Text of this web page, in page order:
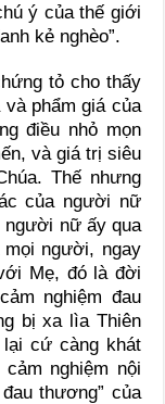
ý của thế giới
kẻ nghèo”.
tỏ cho thấy
phẩm giá của
điều nhỏ mọn
và giá trị siêu
Thế nhưng
của người nữ
người nữ ấy qua
người, ngay
Mẹ, đó là đời
nghiệm đau
bị xa lìa Thiên
cứ càng khát
nghiệm nội
thương” của